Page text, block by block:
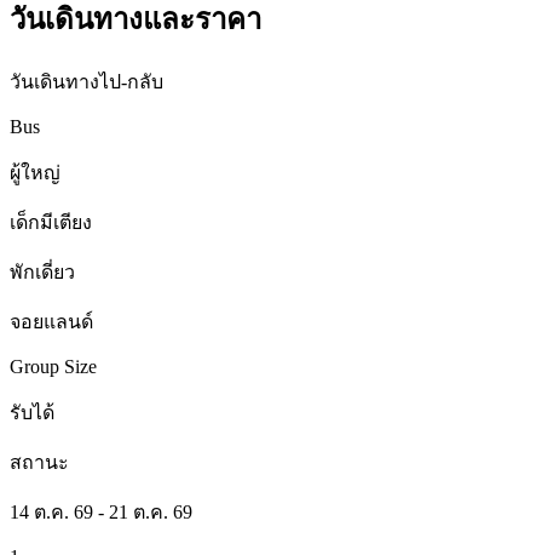
วันเดินทางและราคา
วันเดินทางไป-กลับ
Bus
ผู้ใหญ่
เด็กมีเตียง
พักเดี่ยว
จอยแลนด์
Group Size
รับได้
สถานะ
14 ต.ค. 69 - 21 ต.ค. 69